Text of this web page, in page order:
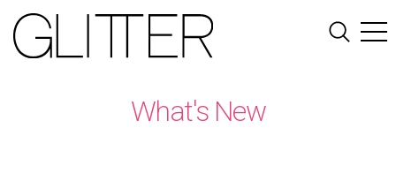
What's New